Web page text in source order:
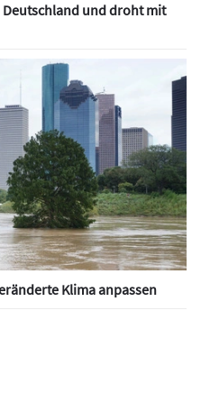
und droht mit
Klima anpassen